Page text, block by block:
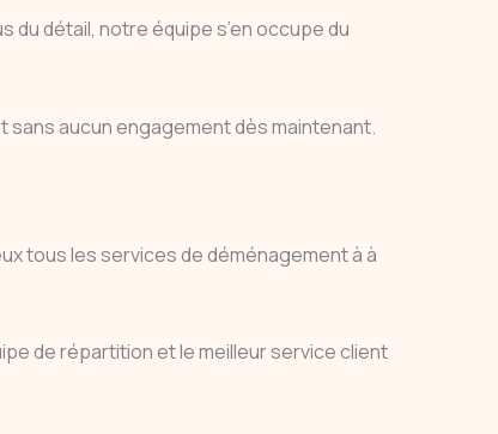
du détail, notre équipe s’en occupe du
aucun engagement dès maintenant.
tous les services de déménagement à à
de répartition et le meilleur service client